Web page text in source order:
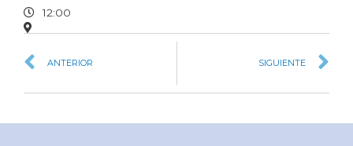
12:00
ANTERIOR SIGUIENTE